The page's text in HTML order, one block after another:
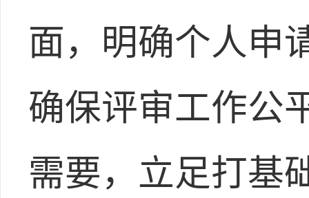
面，明确个人申
确保评审工作公
需要，立足打基